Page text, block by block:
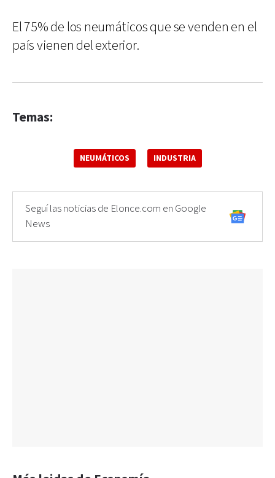
El 75% de los neumáticos que se venden en el
país vienen del exterior.
Temas:
NEUMÁTICOS INDUSTRIA
Seguí las noticias de Elonce.com en Google
News